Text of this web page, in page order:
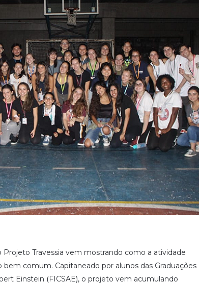
Projeto Travessia vem mostrando como a atividade
comum. Capitaneado por alunos das Graduações
Einstein (FICSAE), o projeto vem acumulando